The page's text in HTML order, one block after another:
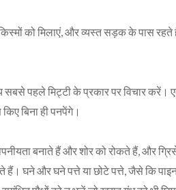
किस्मों को मिलाएं, और व्यस्त सड़क के पास
पहले मिट्टी के प्रकार पर विचार करें।
बिना ही पनपेंगे।
बनाते हैं और शोर को रोकते हैं, और
घने और घने पत्ते या छोटे पत्ते, जैसे कि